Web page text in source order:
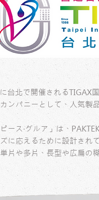
台北で開催されるTIGAX
ンパニーとして、人気製
ース‧グルア」は、
に応えるために設計され
片や多片、長型や広扁の